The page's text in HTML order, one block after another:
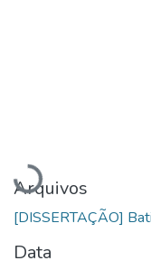
Carregando...
Arquivos
[DISSERTAÇÃO]
Data